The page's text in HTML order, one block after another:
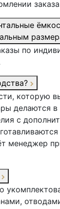
по
которую
делаются в
с
менеджер